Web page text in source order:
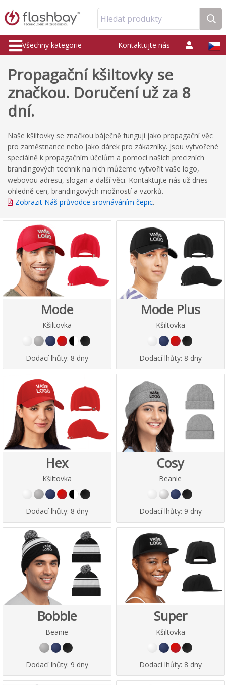
Hledat produkty
Všechny kategorie Kontaktujte nás
Propagační kšiltovky se
značkou. Doručení už za 8
dní.
Naše kšiltovky se značkou báječně fungují jako propagační věc
pro zaměstnance nebo jako dárek pro zákazníky. Jsou vytvořené
speciálně k propagačním účelům a pomocí našich precizních
brandingových technik na nich můžeme vytvořit vaše logo,
webovou adresu, slogan a další věci. Kontaktujte nás už dnes
ohledně cen, brandingových možností a vzorků.
Zobrazit Náš průvodce srovnáváním čepic.
Mode
Kšiltovka
Dodací lhůty: 8 dny
Mode Plus
Kšiltovka
Dodací lhůty: 8 dny
Hex
Kšiltovka
Dodací lhůty: 8 dny
Cosy
Beanie
Dodací lhůty: 9 dny
Bobble
Beanie
Dodací lhůty: 9 dny
Super
Kšiltovka
Dodací lhůty: 8 dny